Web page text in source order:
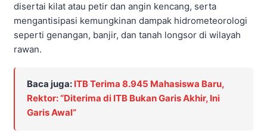
disertai kilat atau petir dan angin kencang, serta
mengantisipasi kemungkinan dampak hidrometeorologi
seperti genangan, banjir, dan tanah longsor di wilayah
rawan.
Baca juga: ITB Terima 8.945 Mahasiswa Baru,
Rektor: “Diterima di ITB Bukan Garis Akhir, Ini
Garis Awal”